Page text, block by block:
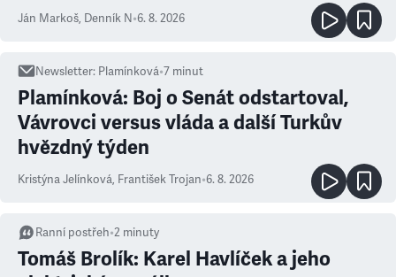
Ján Markoš, Denník N•6. 8. 2026
Newsletter: Plamínková•7 minut
Plamínková: Boj o Senát odstartoval,
Vávrovci versus vláda a další Turkův
hvězdný týden
Kristýna Jelínková, František Trojan•6. 8. 2026
Ranní postřeh•2 minuty
Tomáš Brolík: Karel Havlíček a jeho